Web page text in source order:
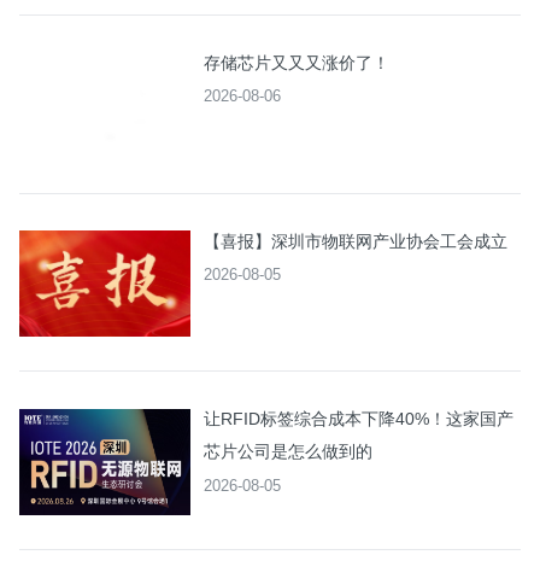
存储芯片又又又涨价了！
2026-08-06
【喜报】深圳市物联网产业协会工会成立
2026-08-05
让RFID标签综合成本下降40%！这家国产
芯片公司是怎么做到的
2026-08-05